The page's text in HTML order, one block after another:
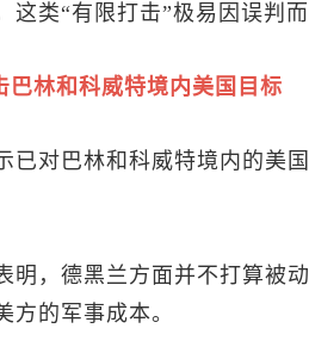
这类“有限打击”极易因误判
巴林和科威特境内美国目标
已对巴林和科威特境内的美
明，德黑兰方面并不打算被
方的军事成本。